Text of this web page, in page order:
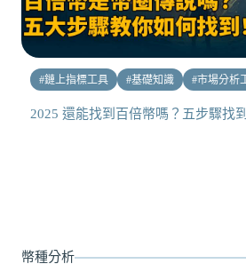
#鏈上指標工具 #基礎知識 #市場分析
2025 還能找到百倍幣嗎？五步驟找
幣種分析